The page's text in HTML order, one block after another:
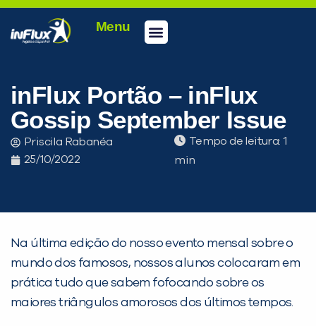
Menu
inFlux Portão – inFlux
Gossip September Issue
Priscila Rabanéa
25/10/2022
Tempo de leitura:
Na última edição do nosso evento mensal sobre o
mundo dos famosos, nossos alunos colocaram em
prática tudo que sabem fofocando sobre os
maiores triângulos amorosos dos últimos tempos.
PEÇA UMA DEMONSTRAÇÃO DE MÉTODO